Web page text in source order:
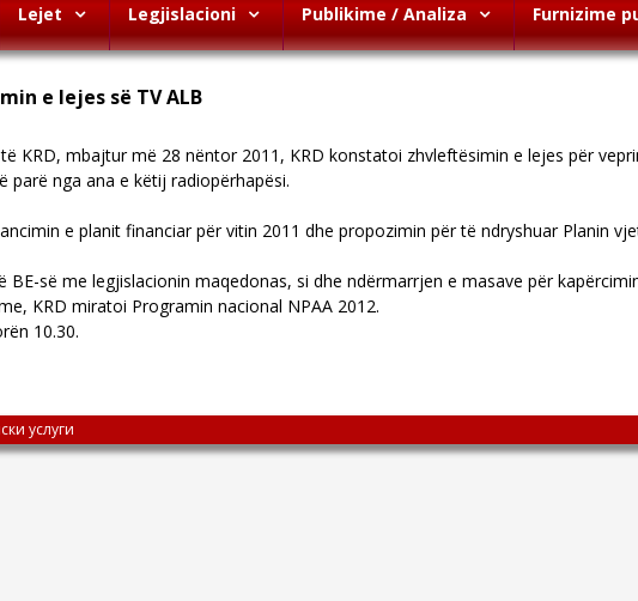
Lejet Legjislacioni Publikime / Analiza Furnizime
e lejes së TV ALB
KRD, mbajtur më 28 nëntor 2011, KRD konstatoi zhvleftësimin e lejes për
parë nga ana e këtij radiopërhapësi.
e planit financiar për vitin 2011 dhe propozimin për të ndryshuar Planin
së me legjislacionin maqedonas, si dhe ndërmarrjen e masave për
KRD miratoi Programin nacional NPAA 2012.
10.30.
услуги